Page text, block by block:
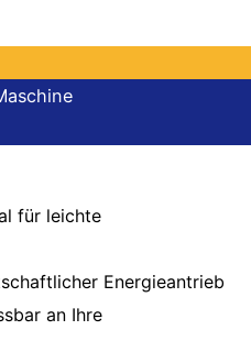
für leichte
Energieantrieb
an Ihre